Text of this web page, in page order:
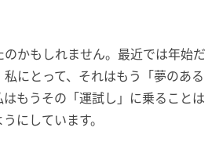
かもしれません。最近では年始だ
にとって、それはもう「夢のある
もうその「運試し」に乗ることは
にしています。